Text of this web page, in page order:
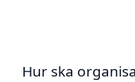
Hur ska